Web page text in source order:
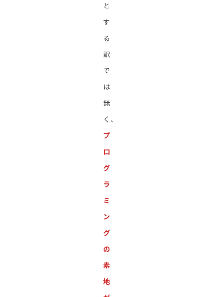
と
す
る
訳
で
は
無
く、
プ
ロ
グ
ラ
ミ
ン
グ
の
素
地